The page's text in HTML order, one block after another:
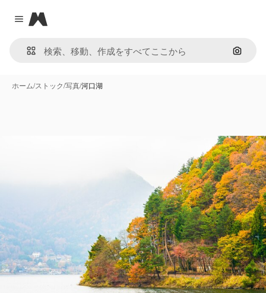
Close menu
Magnific
画像で
ホーム/ストック/写真/河口湖